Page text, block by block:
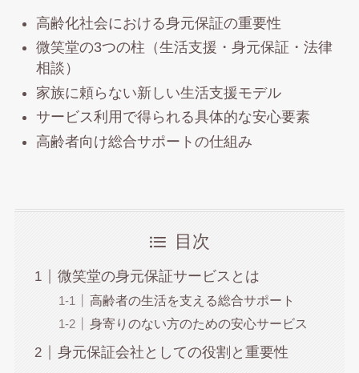
高齢化社会における身元保証の重要性
微笑堂の3つの柱（生活支援・身元保証・法律
相談）
家族に頼らない新しい生活支援モデル
サービス利用で得られる具体的な安心要素
高齢者向け総合サポートの仕組み
目次
微笑堂の身元保証サービスとは
高齢者の生活を支える総合サポート
身寄りのない方のための安心サービス
身元保証会社としての役割と重要性